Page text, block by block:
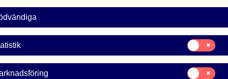
Economic Outlook
Economic Outlook:
dig till webbinariet
Samtycke
för:
Statistik
Samtycke